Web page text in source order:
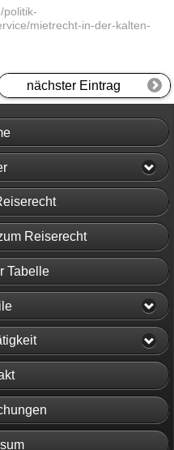
politik-
mietrecht-in-der-kalten-
nächster Eintrag
Reiserecht
Tabelle